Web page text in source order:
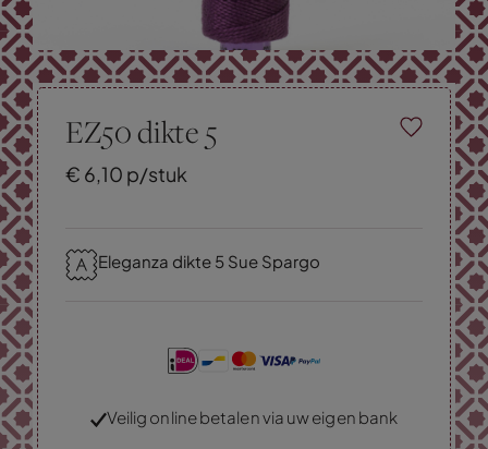
EZ50 dikte 5
€ 6,10 p/stuk
Eleganza dikte 5 Sue Spargo
Veilig online betalen via uw eigen bank